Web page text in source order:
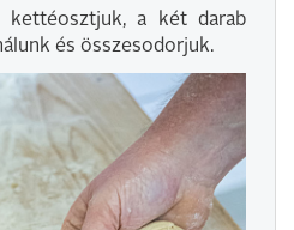
a két darab
és összesodorjuk.